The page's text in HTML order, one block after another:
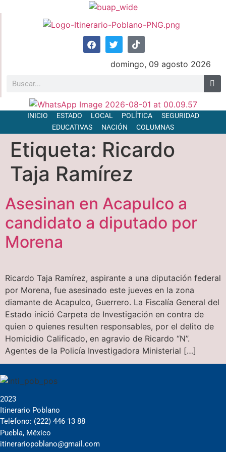
domingo, 09 agosto 2026
INICIO ESTADO LOCAL POLÍTICA
SEGURIDAD
EDUCATIVAS
NACIÓN COLUMNAS
Etiqueta: Ricardo
Taja Ramírez
Asesinan en Acapulco a
candidato a diputado por
Morena
Ricardo Taja Ramírez, aspirante a una diputación federal
por Morena, fue asesinado este jueves en la zona
diamante de Acapulco, Guerrero. La Fiscalía General del
Estado inició Carpeta de Investigación en contra de
quien o quienes resulten responsables, por el delito de
Homicidio Calificado, en agravio de Ricardo “N”.
Agentes de la Policía Investigadora Ministerial […]
2023
Itinerario Poblano
Telèfono: (222) 446 13 88
Puebla, Mêxico
itinerariopoblano@gmail.com